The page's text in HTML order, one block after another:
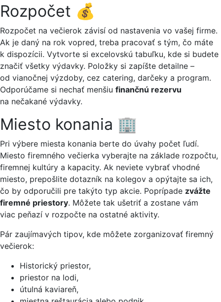
Rozpočet 💰
Rozpočet na večierok závisí od nastavenia vo vašej firme.
Ak je daný na rok vopred, treba pracovať s tým, čo máte
k dispozícii. Vytvorte si excelovskú tabuľku, kde si budete
značiť všetky výdavky. Položky si zapíšte detailne –
od vianočnej výzdoby, cez catering, darčeky a program.
Odporúčame si nechať menšiu finančnú rezervu
na nečakané výdavky.
Miesto konania 🏢
Pri výbere miesta konania berte do úvahy počet ľudí.
Miesto firemného večierka vyberajte na základe rozpočtu,
firemnej kultúry a kapacity. Ak neviete vybrať vhodné
miesto, prepošlite dotazník na kolegov a opýtajte sa ich,
čo by odporučili pre takýto typ akcie. Poprípade zvážte
firemné priestory. Môžete tak ušetriť a zostane vám
viac peňazí v rozpočte na ostatné aktivity.
Pár zaujímavých tipov, kde môžete zorganizovať firemný
večierok:
Historický priestor,
priestor na lodi,
útulná kaviareň,